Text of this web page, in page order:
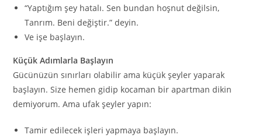
“Yaptığım şey hatalı. Sen bundan hoşnut değilsin,
Tanrım. Beni değiştir.” deyin.
Ve işe başlayın.
Küçük Adımlarla Başlayın
Gücünüzün sınırları olabilir ama küçük şeyler yaparak
başlayın. Size hemen gidip kocaman bir apartman dikin
demiyorum. Ama ufak şeyler yapın:
Tamir edilecek işleri yapmaya başlayın.